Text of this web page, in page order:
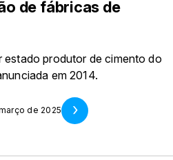
de fábricas de
estado produtor de cimento do
em 2014.
de 2025